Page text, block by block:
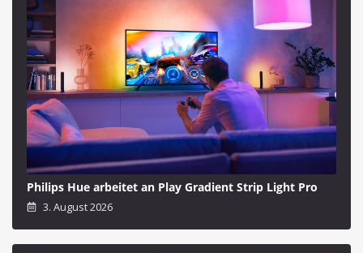
Philips Hue arbeitet an Play Gradient Strip Light Pro
3. August 2026